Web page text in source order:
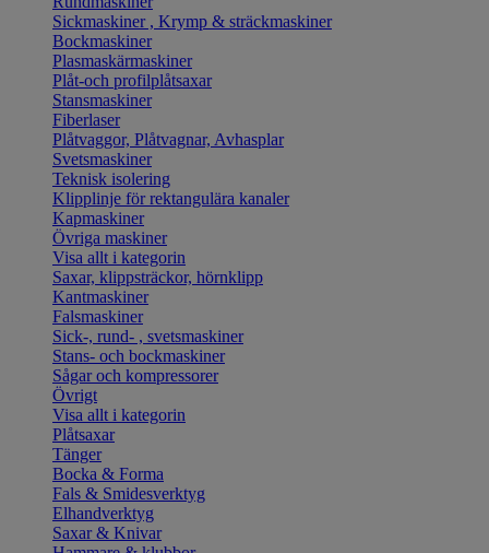
Sickmaskiner , Krymp & sträckmaskiner
Bockmaskiner
Plasmaskärmaskiner
Plåt-och profilplåtsaxar
Stansmaskiner
Fiberlaser
Plåtvaggor, Plåtvagnar, Avhasplar
Svetsmaskiner
Teknisk isolering
Klipplinje för rektangulära kanaler
Kapmaskiner
Övriga maskiner
Visa allt i kategorin
Saxar, klippsträckor, hörnklipp
Kantmaskiner
Falsmaskiner
Sick-, rund- , svetsmaskiner
Stans- och bockmaskiner
Sågar och kompressorer
Övrigt
Visa allt i kategorin
Plåtsaxar
Tänger
Bocka & Forma
Fals & Smidesverktyg
Elhandverktyg
Saxar & Knivar